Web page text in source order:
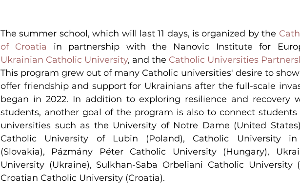
The summer school, which will last 11 days, is organized by the
of Croatia
Ukrainian Catholic University, and the Catholic Universities
This program grew out of many Catholic universities' desire to
offer friendship and support for Ukrainians after the full-scale
began in 2022. In addition to exploring resilience and recovery
students, another goal of the program is also to connect
universities such as the University of Notre Dame (United
Catholic University of Lubin (Poland), Catholic University in
(Slovakia), Pázmány Péter Catholic University (Hungary),
University (Ukraine), Sulkhan-Saba Orbeliani Catholic University
Croatian Catholic University (Croatia).